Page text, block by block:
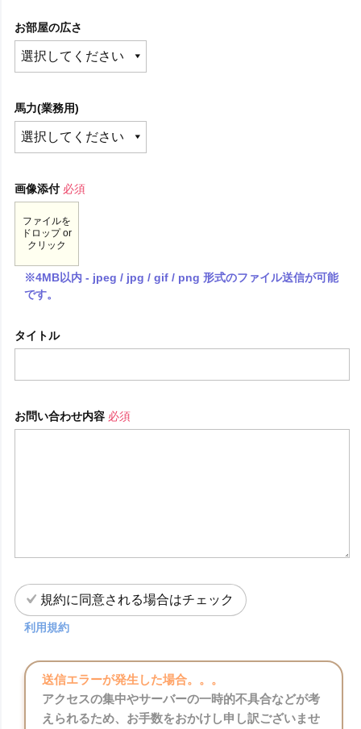
お部屋の広さ
馬力(業務用)
画像添付 必須
ファイルを
ドロップ or
クリック
※4MB以内 - jpeg / jpg / gif / png 形式のファイル送信が可能
です。
タイトル
お問い合わせ内容 必須
規約に同意される場合はチェック
利用規約
送信エラーが発生した場合。。。
アクセスの集中やサーバーの一時的不具合などが考
えられるため、お手数をおかけし申し訳ございませ